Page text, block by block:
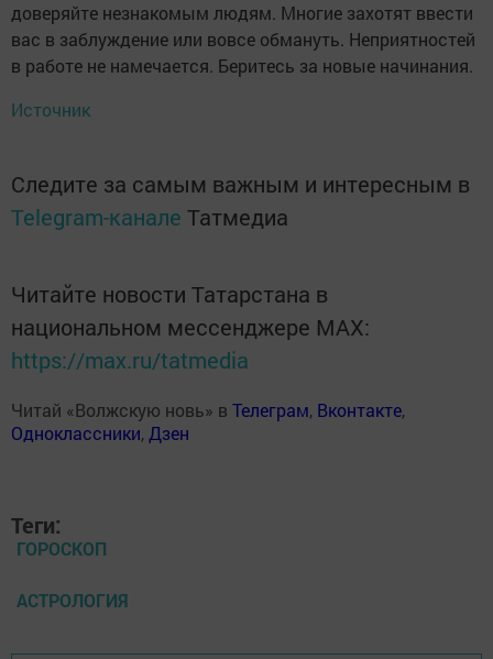
доверяйте незнакомым людям. Многие захотят ввести
вас в заблуждение или вовсе обмануть. Неприятностей
в работе не намечается. Беритесь за новые начинания.
Источник
Следите за самым важным и интересным в
Telegram-канале Татмедиа
Читайте новости Татарстана в
национальном мессенджере MАХ:
https://max.ru/tatmedia
Читай «Волжскую новь» в Телеграм, Вконтакте,
Одноклассники, Дзен
Теги:
ГОРОСКОП
АСТРОЛОГИЯ